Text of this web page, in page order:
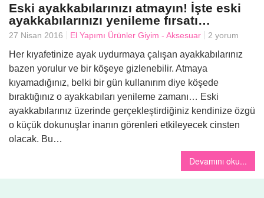
Eski ayakkabılarınızı atmayın! İşte eski
ayakkabılarınızı yenileme fırsatı…
27 Nisan 2016 El Yapımı Ürünler Giyim - Aksesuar 2 yorum
Her kıyafetinize ayak uydurmaya çalışan ayakkabılarınız
bazen yorulur ve bir köşeye gizlenebilir. Atmaya
kıyamadığınız, belki bir gün kullanırım diye köşede
bıraktığınız o ayakkabıları yenileme zamanı… Eski
ayakkabılarınız üzerinde gerçekleştirdiğiniz kendinize özgü
o küçük dokunuşlar inanın görenleri etkileyecek cinsten
olacak. Bu…
Devamını oku...